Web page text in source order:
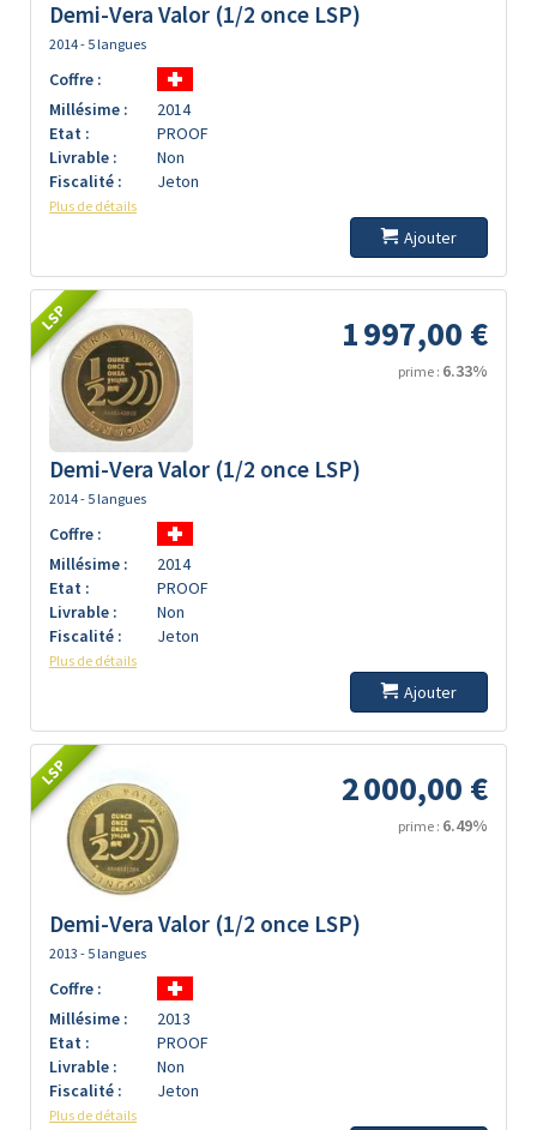
Demi-Vera Valor (1/2 once LSP)
2014 - 5 langues
Coffre :
Millésime :
2014
Etat :
PROOF
Livrable :
Non
Fiscalité :
Jeton
Plus de détails
Ajouter
LSP 1 997,00 €
prime : 6.33%
Demi-Vera Valor (1/2 once LSP)
2014 - 5 langues
Coffre :
Millésime :
2014
Etat :
PROOF
Livrable :
Non
Fiscalité :
Jeton
Plus de détails
Ajouter
LSP 2 000,00 €
prime : 6.49%
Demi-Vera Valor (1/2 once LSP)
2013 - 5 langues
Coffre :
Millésime :
2013
Etat :
PROOF
Livrable :
Non
Fiscalité :
Jeton
Plus de détails